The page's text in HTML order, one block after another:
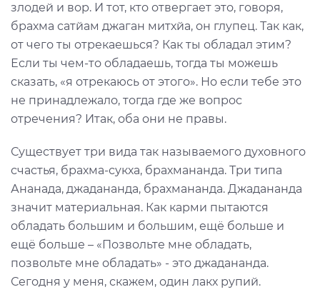
злодей и вор. И тот, кто отвергает это, говоря,
брахма сатйам джаган митхйа, он глупец. Так как,
от чего ты отрекаешься? Как ты обладал этим?
Если ты чем-то обладаешь, тогда ты можешь
сказать, «я отрекаюсь от этого». Но если тебе это
не принадлежало, тогда где же вопрос
отречения? Итак, оба они не правы.
Существует три вида так называемого духовного
счастья, брахма-сукха, брахмананда. Три типа
Ананада, джадананда, брахмананда. Джадананда
значит материальная. Как карми пытаются
обладать большим и большим, ещё больше и
ещё больше – «Позвольте мне обладать,
позвольте мне обладать» - это джадананда.
Сегодня у меня, скажем, один лакх рупий.